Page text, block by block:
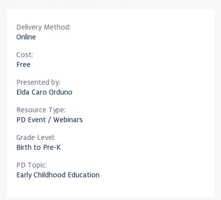
Delivery Method:
Online
Cost:
Free
Presented by:
Elda Caro Orduno
Resource Type:
PD Event / Webinars
Grade Level:
Birth to Pre-K
PD Topic:
Early Childhood Education